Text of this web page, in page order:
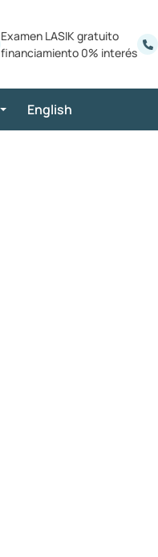
Examen LASIK gratuito
financiamiento 0% interés
English